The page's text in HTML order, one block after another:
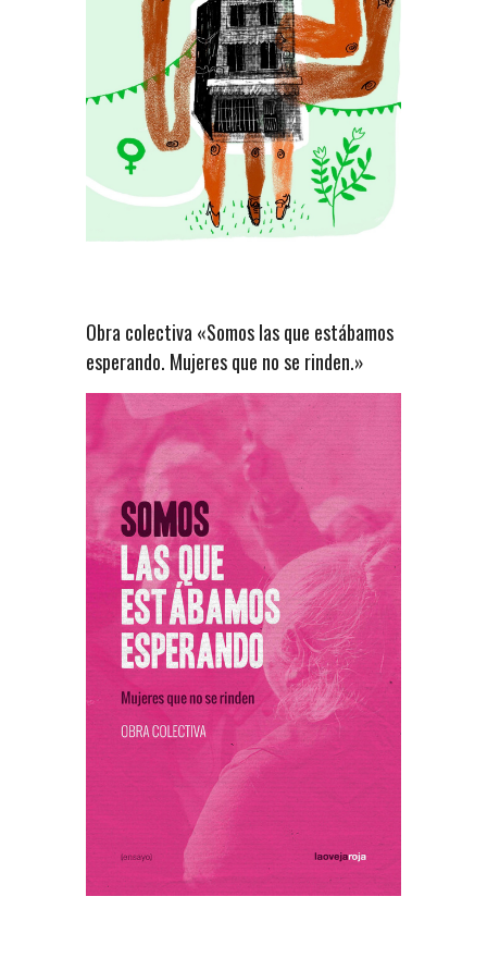
Obra colectiva «Somos las que estábamos
esperando. Mujeres que no se rinden.»